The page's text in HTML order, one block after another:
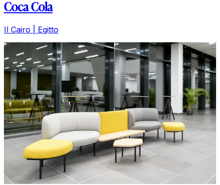
Coca Cola
Il Cairo | Egitto